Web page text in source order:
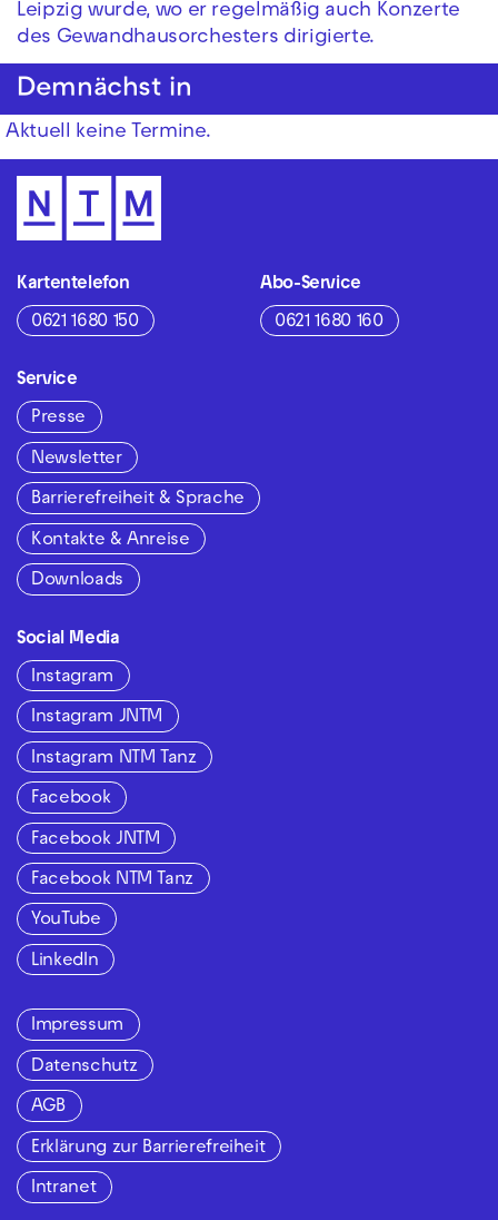
Leipzig wurde, wo er regelmäßig auch Konzerte
des Gewandhausorchesters dirigierte.
Demnächst in
Aktuell keine Termine.
Kartentelefon
0621 1680 150
Abo-Service
0621 1680 160
Service
Presse
Newsletter
Barrierefreiheit & Sprache
Kontakte & Anreise
Downloads
Social Media
Instagram
Instagram JNTM
Instagram NTM Tanz
Facebook
Facebook JNTM
Facebook NTM Tanz
YouTube
LinkedIn
Impressum
Datenschutz
AGB
Erklärung zur Barrierefreiheit
Intranet